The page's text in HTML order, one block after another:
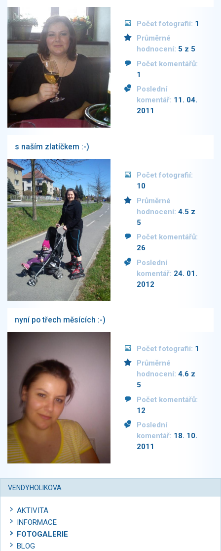
Počet fotografií: 1
Průměrné
hodnocení: 5 z 5
Počet komentářů:
1
Poslední
komentář: 11. 04.
2011
s naším zlatíčkem :-)
Počet fotografií:
10
Průměrné
hodnocení: 4.5 z
5
Počet komentářů:
26
Poslední
komentář: 24. 01.
2012
nyní po třech měsících :-)
Počet fotografií: 1
Průměrné
hodnocení: 4.6 z
5
Počet komentářů:
12
Poslední
komentář: 18. 10.
2011
VENDYHOLIKOVA
AKTIVITA
INFORMACE
FOTOGALERIE
BLOG